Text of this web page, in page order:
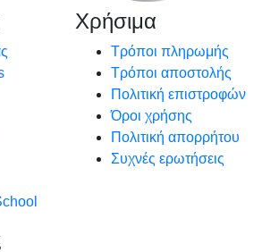
Χρήσιμα
Τρόποι πληρωμής
Τρόποι αποστολής
Πολιτική επιστροφών
Όροι χρήσης
Πολιτική απορρήτου
Συχνές ερωτήσεις